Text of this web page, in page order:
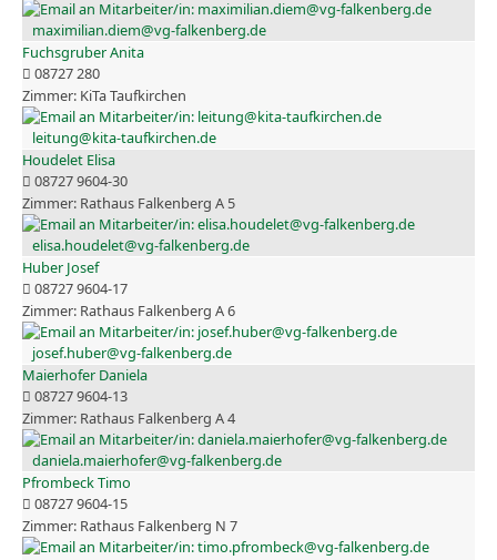
maximilian.diem@vg-falkenberg.de
Fuchsgruber Anita
08727 280
KiTa Taufkirchen
leitung@kita-taufkirchen.de
Houdelet Elisa
08727 9604-30
Rathaus Falkenberg A 5
elisa.houdelet@vg-falkenberg.de
Huber Josef
08727 9604-17
Rathaus Falkenberg A 6
josef.huber@vg-falkenberg.de
Maierhofer Daniela
08727 9604-13
Rathaus Falkenberg A 4
daniela.maierhofer@vg-falkenberg.de
Pfrombeck Timo
08727 9604-15
Rathaus Falkenberg N 7